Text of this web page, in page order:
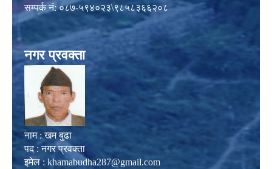
सम्पर्क नं: ०८७-५९४०२३\९८५८३६६२०८
नगर प्रवक्ता
नाम : खम बुढा
पद : नगर प्रवक्ता
इमेल : khamabudha287@gmail.com